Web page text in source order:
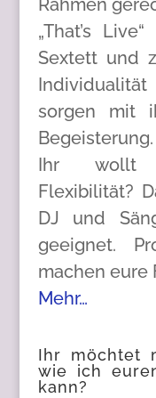
Rahmen
„That’s
Sextett und
sorgen mit
Begeisterung.
Ihr wollt
Flexibilität?
DJ und
geeignet.
machen eure
Mehr…
Ihr möchtet
wie ich
kann?